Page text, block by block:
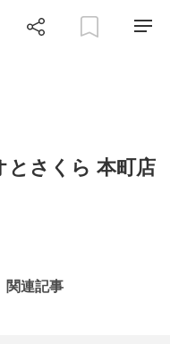
とさくら 本町店
関連記事